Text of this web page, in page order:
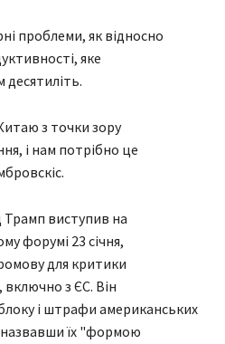
проблеми, як відносно
яке
десятиліть.
з точки зору
і нам потрібно це
виступив на
форумі 23 січня,
для критики
з ЄС. Він
і штрафи американських
назвавши їх "формою